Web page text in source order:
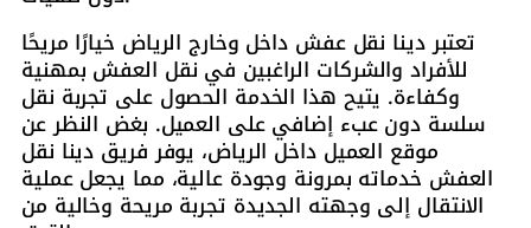
تعتبر دينا نقل عفش داخل وخارج الرياض خيارًا مريحًا
للأفراد والشركات الراغبين في نقل العفش بمهنية
وكفاءة. يتيح هذا الخدمة الحصول على تجربة نقل
سلسة دون عبء إضافي على العميل. بغض النظر عن
موقع العميل داخل الرياض، يوفر فريق دينا نقل
العفش خدماته بمرونة وجودة عالية، مما يجعل عملية
الانتقال إلى وجهته الجديدة تجربة مريحة وخالية من